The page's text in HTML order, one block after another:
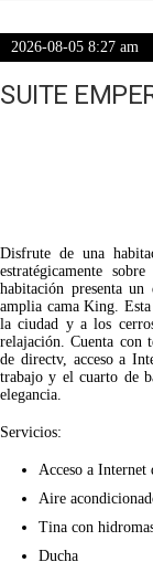
2026-08-05 8:27 am
SUITE
Disfrute de una
estratégicamente
habitación presenta
amplia cama King.
la ciudad y a los
relajación. Cuenta con
de directv, acceso a
trabajo y el cuarto de
elegancia.
Servicios:
Acceso a
Aire
Tina con
Ducha